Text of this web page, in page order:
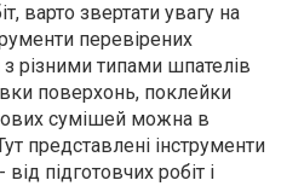
варто звертати увагу на
перевірених
різними типами шпателів
поверхонь, поклейки
сумішей можна в
представлені інструменти
підготовчих робіт і